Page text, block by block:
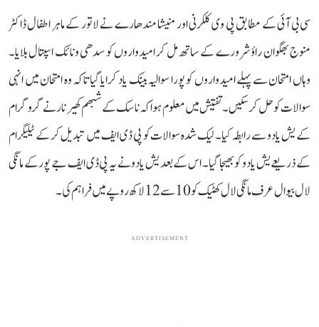
سی بی آئی کے مطابق پی وی کلکرنی اور منیشا مندھارے نے لاتور کے ماہر اطفال ڈاکٹر
منوج بھگوان راؤ شرورے کے ساتھ مل کر امیدواروں کو سدھی ونائک اسپتال بلایا۔
وہاں امتحان سے پہلے امیدواروں کو پورا سوالیہ بینک یاد کرایا گیا تاکہ وہ امتحان میں انہی
سوالات کو حل کر سکیں۔ تفتیش میں معلوم ہوا کہ ناسک کے شبھم کھیرنار نے گروگرام
کے یش یادو سے رابطہ کیا۔ لیک شدہ سوالات کو پی ڈی ایف میں تبدیل کر کے ٹیلیگرام
کے ذریعے یش یادو کو بھیجا گیا۔ اس کے بعد یش یادو نے یہ پی ڈی ایف جے پور کے مانگی
لال بیوال عرف مانگی لال کھٹیک کو 10 سے 12 لاکھ روپے میں فراہم کی۔
ADVERTISEMENT